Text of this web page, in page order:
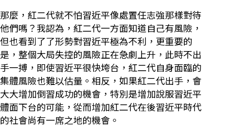
那麼，紅二代就不怕習近平像處置任志強那樣對待
他們嗎？我認為，紅二代一方面知道自己有風險，
但也看到了了形勢對習近平極為不利，更重要的
是，整個大局失控的風險正在急劇上升，此時不出
手一搏，即使習近平很快垮台，紅二代自身面臨的
集體風險也難以估量。相反，如果紅二代出手，會
大大增加倒習成功的機會，特別是增加說服習近平
體面下台的可能，從而增加紅二代在後習近平時代
的社會尚有一席之地的機會。